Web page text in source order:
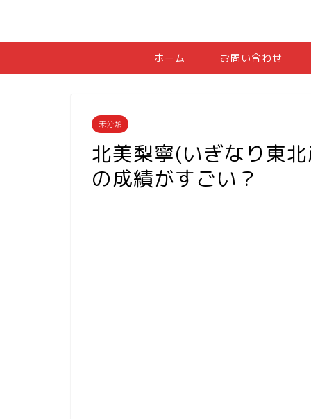
ホーム お問い合わせ
未分類
北美梨寧(いぎなり東
の成績がすごい？